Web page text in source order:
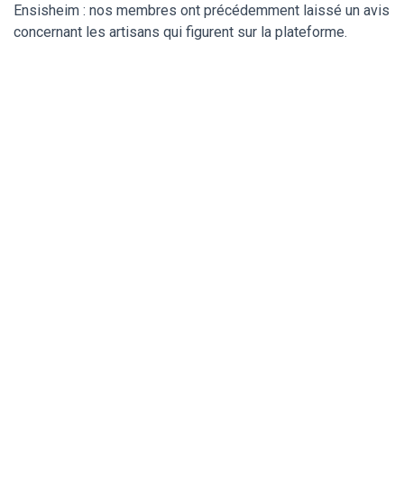
Ensisheim : nos membres ont précédemment laissé un avis
concernant les artisans qui figurent sur la plateforme.